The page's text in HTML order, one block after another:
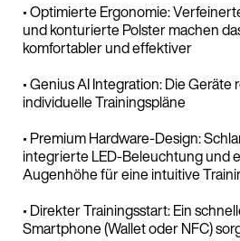
• Optimierte Ergonomie:
und konturierte Polster machen
komfortabler und effektiver
• Genius AI Integration: Die
individuelle Trainingspläne
• Premium Hardware-Design:
integrierte LED-Beleuchtung und
Augenhöhe für eine intuitive
• Direkter Trainingsstart: Ein
Smartphone (Wallet oder NFC)